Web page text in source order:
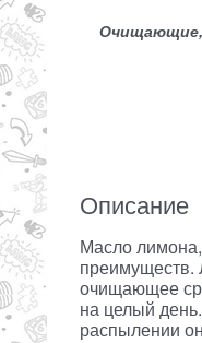
Очищающие,
Описание
Масло
преимуществ.
очищающее
на целый
распылении